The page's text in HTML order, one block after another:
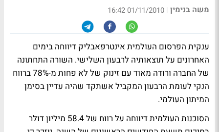
משה בנימין |
01/11/2010 16:42
ענקית הפרסום העולמית אינטרפאבליק דיווחה בימים
האחרונים על תוצאותיה לרבעון השלישי. השורה התחתונה
של החברה ורודה מאוד עם זינוק של לא פחות מ-78% ברווח
הנקי לעומת הרבעון המקביל אשתקד שהיה עדיין בסימן
המיתון העולמי.
הסוכנות העולמית דיווחה על רווח של 58.4 מיליון דולר